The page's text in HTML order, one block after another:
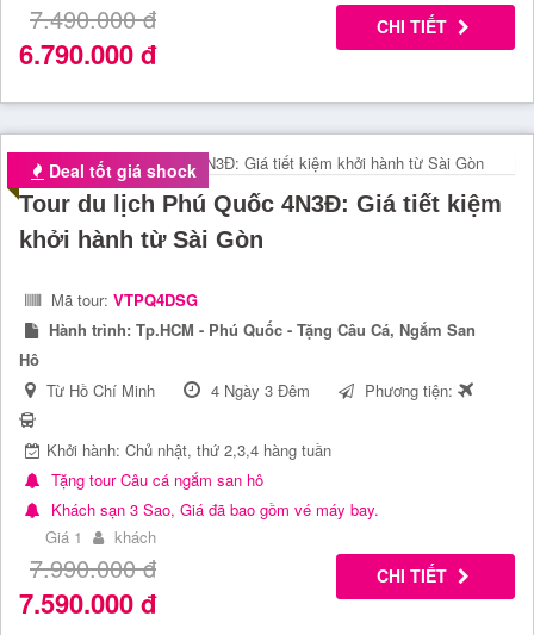
7.490.000đ
6.790.000đ
CHI TIẾT
Deal tốt giá shock
Tour du lịch Phú Quốc 4N3Đ: Giá tiết kiệm
khởi hành từ Sài Gòn
Mã tour: VTPQ4DSG
Hành trình: Tp.HCM - Phú Quốc - Tặng Câu Cá, Ngắm San
Hô
Từ Hồ Chí Minh
4 Ngày 3 Đêm Phương tiện:
Khởi hành: Chủ nhật, thứ 2,3,4 hàng tuần
Tặng tour Câu cá ngắm san hô
Khách sạn 3 Sao, Giá đã bao gồm vé máy bay.
Giá 1
khách
7.990.000đ
7.590.000đ
CHI TIẾT